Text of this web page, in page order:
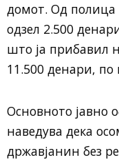
домот. Од полица
одзел 2.500
што ја прибавил
11.500 денари,
Основното јавно
наведува дека
државјанин без